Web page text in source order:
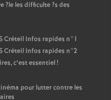
?le les difficulte?s des
Créteil Infos rapides n°1
Créteil Infos rapides n°2
c’est essentiel!
pour lutter contre les